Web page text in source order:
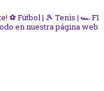
⚽ Fútbol | 🎾 Tenis | 🏎️ F1
en nuestra página web